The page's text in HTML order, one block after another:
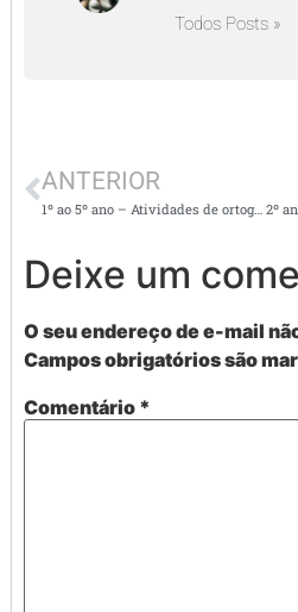
Todos Posts »
ANTERIOR
Deixe um
O seu endereço de e-mail
Campos obrigatórios são
Comentário *